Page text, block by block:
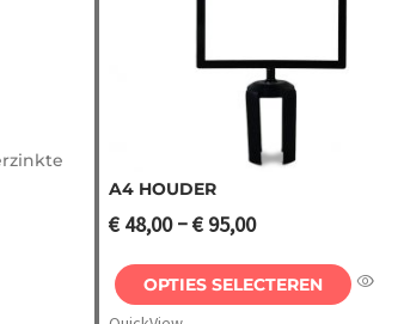
Opties selecteren
A4 HOUDER
€48,00–€95,00
OPTIES SELECTEREN